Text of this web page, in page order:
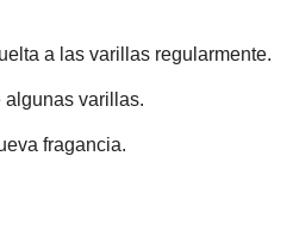
a las varillas regularmente.
algunas varillas.
fragancia.